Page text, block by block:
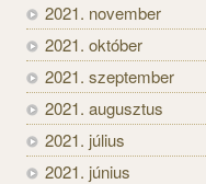
2021. november
2021. október
2021. szeptember
2021. augusztus
2021. július
2021. június